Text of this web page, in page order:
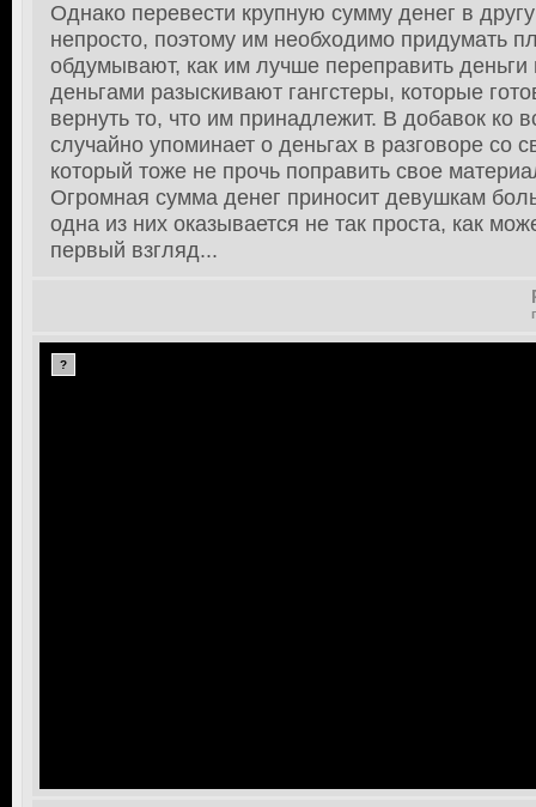
Однако перевести крупную сумму денег в
непросто, поэтому им необходимо придумать
обдумывают, как им лучше переправить деньги
деньгами разыскивают гангстеры, которые
вернуть то, что им принадлежит. В добавок ко
случайно упоминает о деньгах в разговоре со
который тоже не прочь поправить свое
Огромная сумма денег приносит девушкам
одна из них оказывается не так проста, как
первый взгляд...
?